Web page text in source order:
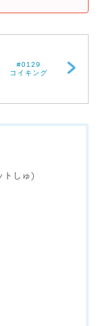
#0129
コイキング
トしゅ)